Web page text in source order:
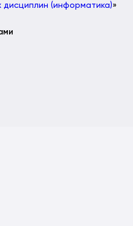
(информатика)»